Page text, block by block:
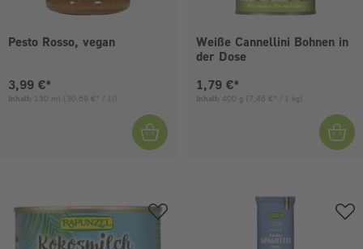
Pesto Rosso, vegan
Aktueller Preis:
3,99 €*
Inhalt: 130 ml (30,69 €* / 1l)
Weiße Cannellini Bohnen in
der Dose
Aktueller Preis:
1,79 €*
Inhalt: 400 g (7,46 €* / 1 kg)